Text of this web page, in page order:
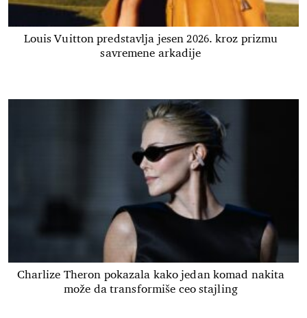
Louis Vuitton predstavlja jesen 2026. kroz prizmu
savremene arkadije
Charlize Theron pokazala kako jedan komad nakita
može da transformiše ceo stajling